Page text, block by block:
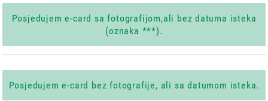
Posjedujem e-card sa fotografijom,ali bez datuma isteka
(oznaka ***).
Posjedujem e-card bez fotografije, ali sa datumom isteka.